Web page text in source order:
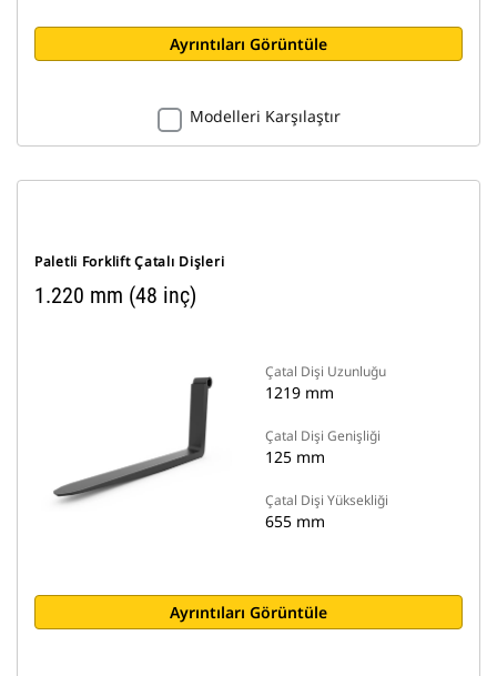
Ayrıntıları Görüntüle
Modelleri Karşılaştır
Paletli Forklift Çatalı Dişleri
1.220 mm (48 inç)
Çatal Dişi Uzunluğu
1219 mm
Çatal Dişi Genişliği
125 mm
Çatal Dişi Yüksekliği
655 mm
Ayrıntıları Görüntüle